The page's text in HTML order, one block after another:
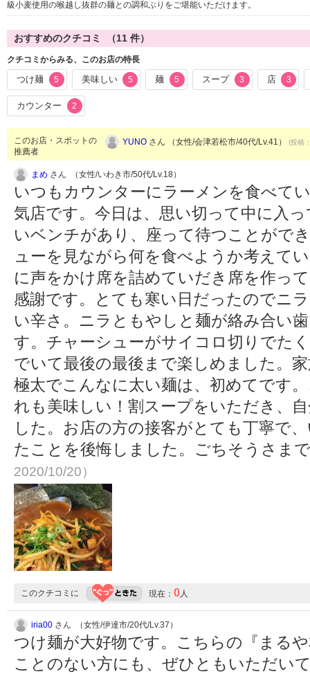
級小麦使用の喉越し抜群の麺との調和ぶりをご堪能いただけます。
おすすめのクチコミ （11 件）
クチコミからみる、このお店の特長
つけ麺 5 美味しい 5 麺 5 スープ 3 店 3
カウンター 2
このお店・スポットの
推薦者
YUNO さん （女性/会津若松市/40代/Lv.41） (投稿
まめ さん （女性/いわき市/50代/Lv.18）
いつもカウンターにラーメンを食べて
気店です。今日は、思い切って中に入
いベンチがあり、座って待つことがで
ューを見ながら何を食べようか考えて
に声をかけ席を詰めていだき席を作っ
感謝です。とても寒い日だったのでニ
い辛さ。ニラともやしと麺が絡み合い
す。チャーシューがサイコロ切りでた
でいて最後の最後まで楽しめました。
極太でこんなに太い麺は、初めてです
れも美味しい！割スープをいただき、
した。お店の方の接客がとても丁寧で
たことを後悔しました。ごちそうさま
2020/10/20）
このクチコミに 現在： 0人
iria00 さん （女性/伊達市/20代/Lv.37）
つけ麺が大好物です。こちらの『まる
ことのない方にも、ぜひともいただい